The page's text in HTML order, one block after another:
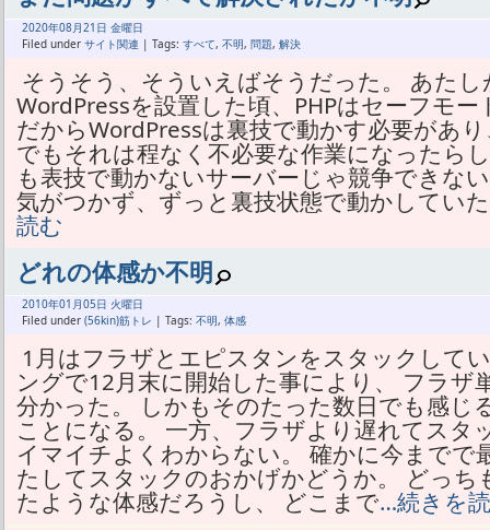
2020年08月21日 金曜日
Filed under サイト関連 | Tags: すべて, 不明, 問題, 解決
そうそう、そういえばそうだった。 あた
WordPressを設置した頃、PHPはセーフモ
だからWordPressは裏技で動かす必要があ
でもそれは程なく不必要な作業になったら
も表技で動かないサーバーじゃ競争できな
気がつかず、ずっと裏技状態で動かしてい
読む
どれの体感か不明
2010年01月05日 火曜日
Filed under (56kin)筋トレ | Tags: 不明, 体感
1月はフラザとエピスタンをスタックして
ングで12月末に開始した事により、 フラザ
分かった。 しかもそのたった数日でも感じ
ことになる。 一方、フラザより遅れてスタ
イマイチよくわからない。 確かに今までで
たしてスタックのおかげかどうか。 どっち
たような体感だろうし、 どこまで…続きを